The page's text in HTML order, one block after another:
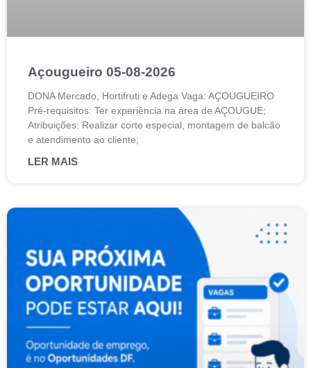
Açougueiro 05-08-2026
DONA Mercado, Hortifruti e Adega Vaga: AÇOUGUEIRO
Pré-requisitos: Ter experiência na área de AÇOUGUE;
Atribuições: Realizar corte especial, montagem de balcão
e atendimento ao cliente;
LER MAIS